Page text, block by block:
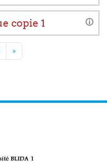
copie 1
Page 2
»